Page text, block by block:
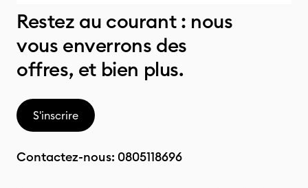
Restez au courant : nous
vous enverrons des
offres, et bien plus.
S'inscrire
Contactez-nous: 0805118696